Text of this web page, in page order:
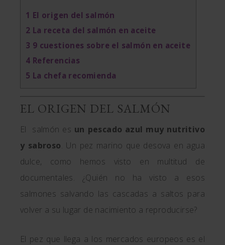
1 El origen del salmón
2 La receta del salmón en aceite
3 9 cuestiones sobre el salmón en aceite
4 Referencias
5 La chefa recomienda
EL ORIGEN DEL SALMÓN
El salmón es un pescado azul muy nutritivo
y sabroso. Un pez marino que desova en agua
dulce, como hemos visto en multitud de
documentales. ¿Quién no ha visto a esos
salmones salvando las cascadas a saltos para
volver a su lugar de nacimiento a reproducirse?
El pez que llega a los mercados europeos es el